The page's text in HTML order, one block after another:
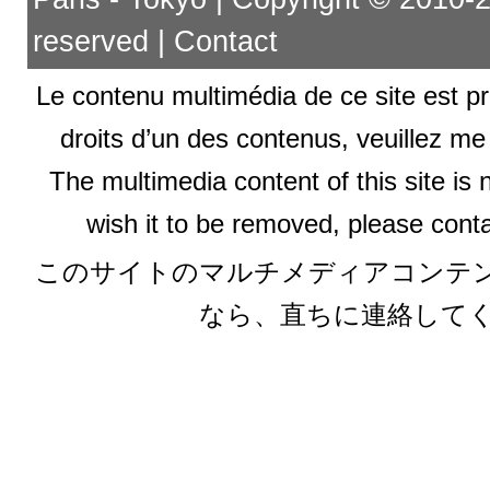
reserved | Contact
Le contenu multimédia de ce site est
droits d’un des contenus, veuillez
The multimedia content of this site is
wish it to be removed, please
このサイトのマルチメディアコンテ
なら、直ちに連絡して